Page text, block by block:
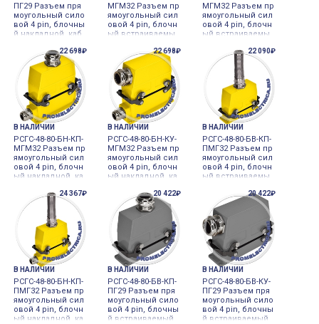
ПГ29 Разъем пря
моугольный сило
вой 4 pin, блочны
й накладной, каб
ожух, сальник ме
т., ПГ29, 80 Ампер,
500 Вольт.
МГМ32 Разъем пр
ямоугольный сил
овой 4 pin, блочн
ый встраиваемы
мой кожух, сальн
ик мет., М32, 80 А
мпер, 500 Вольт.
МГМ32 Разъем пр
ямоугольный сил
овой 4 pin, блочн
ый встраиваемы
овой кожух, саль
ник мет., М32, 80
Ампер, 500 Вольт.
22 698₽
В НАЛИЧИИ
РСГС-48-80-БН-КП-
МГМ32 Разъем пр
ямоугольный сил
овой 4 pin, блочн
ый накладной, ка
кожух, сальник м
ет., М32, 80 Ампе
р, 500 Вольт.
22 698₽
В НАЛИЧИИ
РСГС-48-80-БН-КУ-
МГМ32 Разъем пр
ямоугольный сил
овой 4 pin, блочн
ый накладной, ка
кожух, сальник м
ет., М32, 80 Ампе
р, 500 Вольт.
22 090₽
В НАЛИЧИИ
РСГС-48-80-БВ-КП-
ПМГ32 Разъем пр
ямоугольный сил
овой 4 pin, блочн
ый встраиваемы
мой кожух, пружи
нный сальник ме
т., М32, 80 Ампер,
500 Вольт.
24 367₽
В НАЛИЧИИ
РСГС-48-80-БН-КП-
ПМГ32 Разъем пр
ямоугольный сил
овой 4 pin, блочн
ый накладной, ка
20 422₽
В НАЛИЧИИ
РСГС-48-80-БВ-КП-
ПГ29 Разъем пря
моугольный сило
вой 4 pin, блочны
й встраиваемый,
20 422₽
В НАЛИЧИИ
РСГС-48-80-БВ-КУ-
ПГ29 Разъем пря
моугольный сило
вой 4 pin, блочны
й встраиваемый,